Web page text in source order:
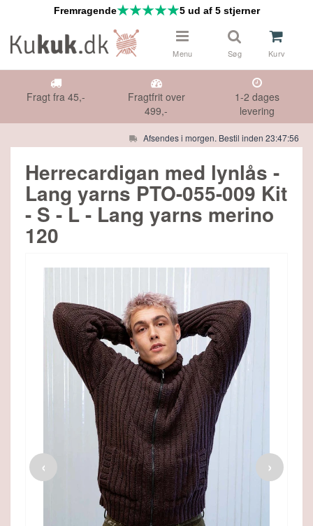
Fremragende 5 ud af 5 stjerner
Menu Søg Kurv
Fragt fra 45,-
Fragtfrit over
499,-
1-2 dages
levering
Afsendes i morgen. Bestil inden 23:47:55
Måske kunne nogle af disse produkter
have din interesse?
Gå til indkøbskurv Gå til checkout
Viking Maskemarkør, fra Viking
36,00 DKK
26,95 DKK
SE MERE
Herrecardigan med lynlås -
Lang yarns PTO-055-009 Kit
- S - L - Lang yarns merino
120
‹ ›